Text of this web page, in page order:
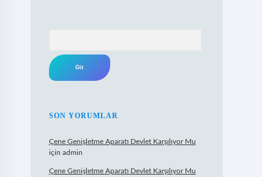
SON YORUMLAR
Çene Genişletme Aparatı Devlet Karşılıyor Mu
için admin
Çene Genişletme Aparatı Devlet Karşılıyor Mu